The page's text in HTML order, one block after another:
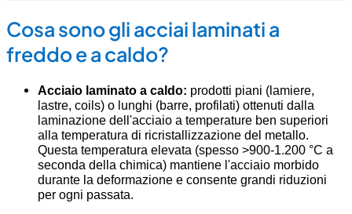
Cosa sono gli acciai laminati a
freddo e a caldo?
Acciaio laminato a caldo: prodotti piani (lamiere,
lastre, coils) o lunghi (barre, profilati) ottenuti dalla
laminazione dell'acciaio a temperature ben superiori
alla temperatura di ricristallizzazione del metallo.
Questa temperatura elevata (spesso >900-1.200 °C a
seconda della chimica) mantiene l'acciaio morbido
durante la deformazione e consente grandi riduzioni
per ogni passata.